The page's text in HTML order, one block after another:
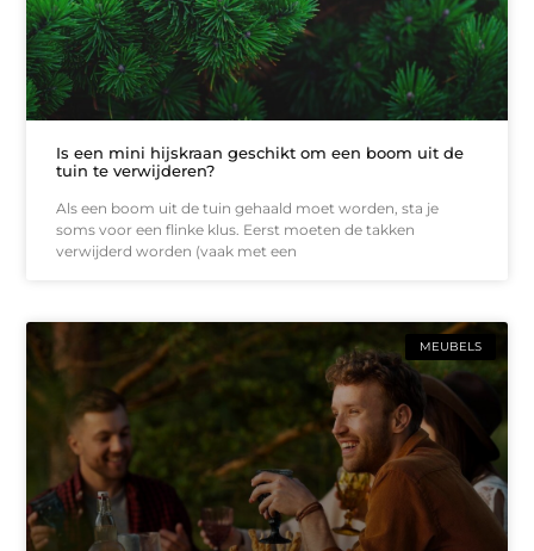
Is een mini hijskraan geschikt om een boom uit de
tuin te verwijderen?
Als een boom uit de tuin gehaald moet worden, sta je
soms voor een flinke klus. Eerst moeten de takken
verwijderd worden (vaak met een
MEUBELS